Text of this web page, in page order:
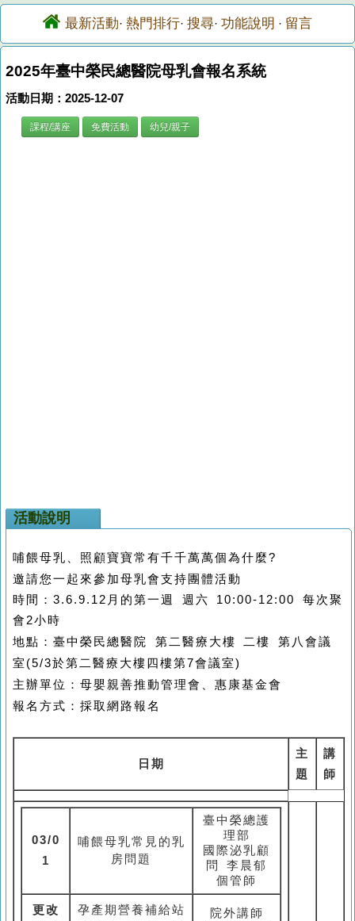
最新活動· 熱門排行· 搜尋· 功能說明 · 留言
2025年臺中榮民總醫院母乳會報名系統
活動日期：2025-12-07
課程/講座 免費活動 幼兒/親子
活動說明
哺餵母乳、照顧寶寶常有千千萬萬個為什麼?
邀請您一起來參加母乳會支持團體活動
時間：3.6.9.12月的第一週 週六 10:00-12:00 每次聚
會2小時
地點：臺中榮民總醫院 第二醫療大樓 二樓 第八會議
室(5/3於第二醫療大樓四樓第7會議室)
主辦單位：母嬰親善推動管理會、惠康基金會
報名方式：採取網路報名
日期
主
題
講
師
03/0
1
哺餵母乳常見的乳
房問題
臺中榮總護
理部
國際泌乳顧
問 李晨郁
個管 師
更改
孕產期營養補給站
院外講師